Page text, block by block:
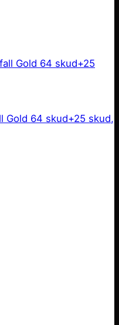
Gold 64 skud+25 skud,